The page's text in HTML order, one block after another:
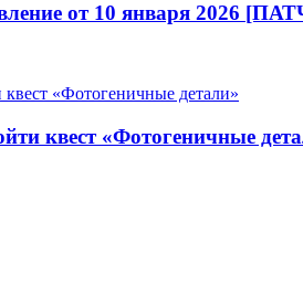
от 10 января 2026
квест «Фотогеничные